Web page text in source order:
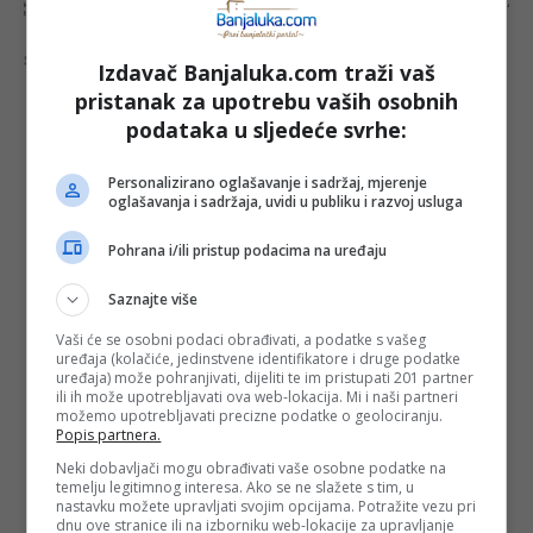
komentara Banjaluka.com nije dužan obrisati sve komentare koji krše pravila. Kao čitalac takođe prihvatate mogućnost da među komentarima mogu
biti pronađeni sadržaji koji mogu biti u suprotnosti sa vašim vjerskim, moralnim i drugim načelima i uvjerenjima.
Šta mislite o ovoj temi?
Vaša e-mail adresa neće biti objavljena. Sva polja su
obavezna!
Ime*
Email
Komentar
Izdavač Banjaluka.com traži vaš
pristanak za upotrebu vaših osobnih
podataka u sljedeće svrhe:
Personalizirano oglašavanje i sadržaj, mjerenje
oglašavanja i sadržaja, uvidi u publiku i razvoj usluga
Pohrana i/ili pristup podacima na uređaju
Saznajte više
Vaši će se osobni podaci obrađivati, a podatke s vašeg
uređaja (kolačiće, jedinstvene identifikatore i druge podatke
uređaja) može pohranjivati, dijeliti te im pristupati 201 partner
ili ih može upotrebljavati ova web-lokacija. Mi i naši partneri
možemo upotrebljavati precizne podatke o geolociranju.
Popis partnera.
Neki dobavljači mogu obrađivati vaše osobne podatke na
temelju legitimnog interesa. Ako se ne slažete s tim, u
nastavku možete upravljati svojim opcijama. Potražite vezu pri
dnu ove stranice ili na izborniku web-lokacije za upravljanje